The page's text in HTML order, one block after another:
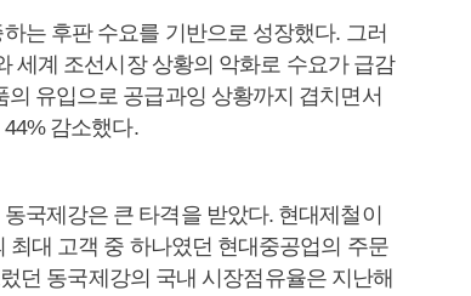
는 후판 수요를 기반으로 성장했다. 그러
세계 조선시장 상황의 악화로 수요가 급감
유입으로 공급과잉 상황까지 겹치면서
감소했다.
국제강은 큰 타격을 받았다. 현대제철이
대 고객 중 하나였던 현대중공업의 주문
던 동국제강의 국내 시장점유율은 지난해